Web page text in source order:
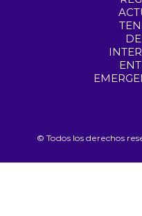
© Todos los derechos